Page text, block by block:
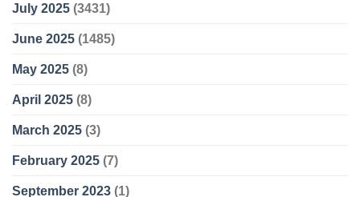
July 2025 (3431)
June 2025 (1485)
May 2025 (8)
April 2025 (8)
March 2025 (3)
February 2025 (7)
September 2023 (1)